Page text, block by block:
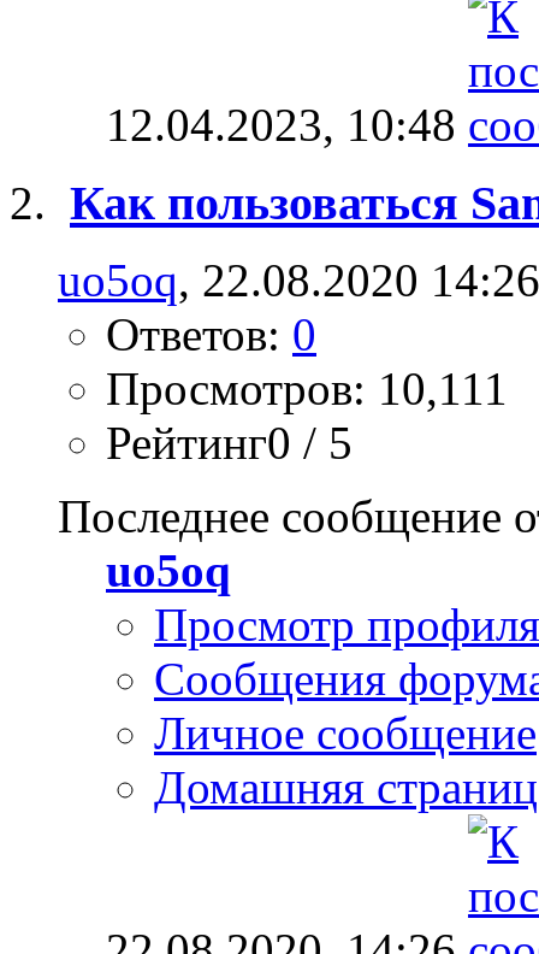
12.04.2023, 10:48
Как пользоваться
uo5oq, 22.08.2020 14:26
Ответов: 0
Просмотров: 10,111
Рейтинг0 / 5
Последнее сообщение
uo5oq
Просмотр профиля
Сообщения
Личное сообщение
Домашняя